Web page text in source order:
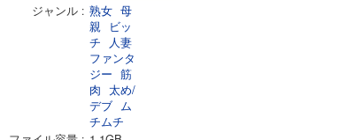
ジャンル 熟女 母
親 ビッ
チ
人妻
ファンタ
ジー 筋
肉 太め/
デブ ム
チムチ